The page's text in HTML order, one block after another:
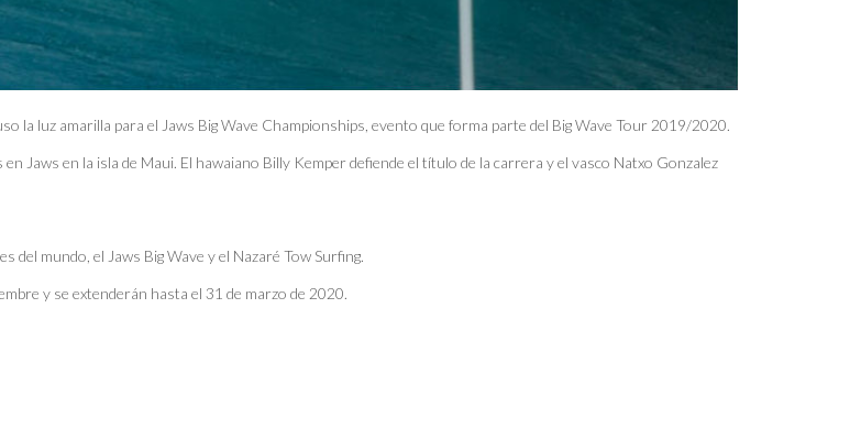
la luz amarilla para el Jaws Big Wave Championships, evento que forma parte del Big Wave Tour 2019/2020.
Jaws en la isla de Maui. El hawaiano Billy Kemper defiende el título de la carrera y el vasco Natxo Gonzalez
del mundo, el Jaws Big Wave y el Nazaré Tow Surfing.
y se extenderán hasta el 31 de marzo de 2020.